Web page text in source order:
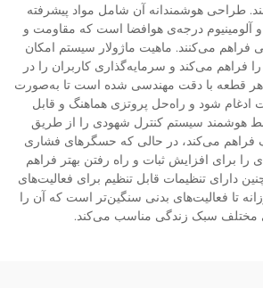
طراحی هوشمندانه آن شامل مواد پیشرفته
و آلومینیوم درجه‌ی هوافضا است که مقاومت و
فراهم می‌کنند. ماهیت ماژولار سیستم امکان
را فراهم می‌کند و سرمایه‌گذاری کاربران را در
هر قطعه با دقت مهندسی شده است تا به‌صورت
ادغام شود و راه‌حل پروتزی هماهنگ و قابل
هوشمند سیستم کنترل شهودی را از طریق
می‌کند، در حالی که حسگرهای فشاری
را برای افزایش ثبات و راه رفتن بهتر فراهم
دارای تنظیمات قابل تنظیم برای فعالیت‌های
تا فعالیت‌های بدنی سنگین‌تر است که آن را
مختلف سبک زندگی مناسب می‌کند.